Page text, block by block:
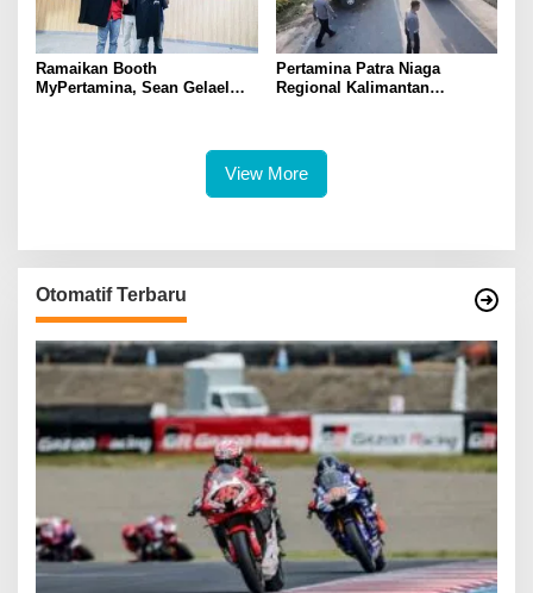
Ramaikan Booth
MyPertamina, Sean Gelael
Pertamina Patra Niaga
Regional Kalimantan
Terdaftar sebagai Armada
Operasional
View More
Otomatif Terbaru